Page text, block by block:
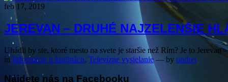
feb 17, 2019
JEREVAN – DRUHÉ NAJZELENŠIE
Uhádli by ste, ktoré mesto na svete je staršie než Rím? Je to Jerevan
in Informácie o krajinách, Televízne vysielanie — by ondrej
Nájdete nás na Facebooku